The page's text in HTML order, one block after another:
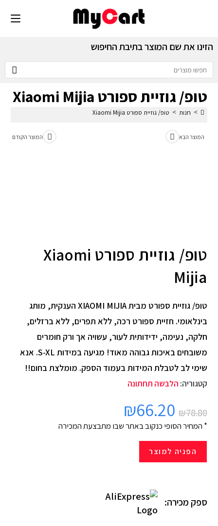
הזינו את שם המוצר בתיבת החיפוש
טופ/ גוזיית ספורט Xiaomi Mijia
> חנות > טופ/ גוזיית ספורט Xiaomi Mijia
המוצר הקודם המוצר הבא
טופ/ גוזיית ספורט Xiaomi
Mijia
טופ/ גוזיית ספורט מבית XIAOMI MIJIA הענקית, מותג
בינלאומי. חזיית ספורט רכה, ללא תפרים, ללא ברזלים,
חלקה, נעימה, ידידותית לעור, עשויה אך ורק חומרים
משובחים באיכות גבוהה מאוד! מגיעה במידות S-XL. אנא
שימי לב לטבלת המידות בעמוד הספק. מומלצת בחום!!
קטגוריה: הלבשה תחתונה
₪78.80
₪66.20
* המחיר הסופי כנקוב באתר שבו מתבצעת המכירה
הפניה למוצר
ספק מכירה: